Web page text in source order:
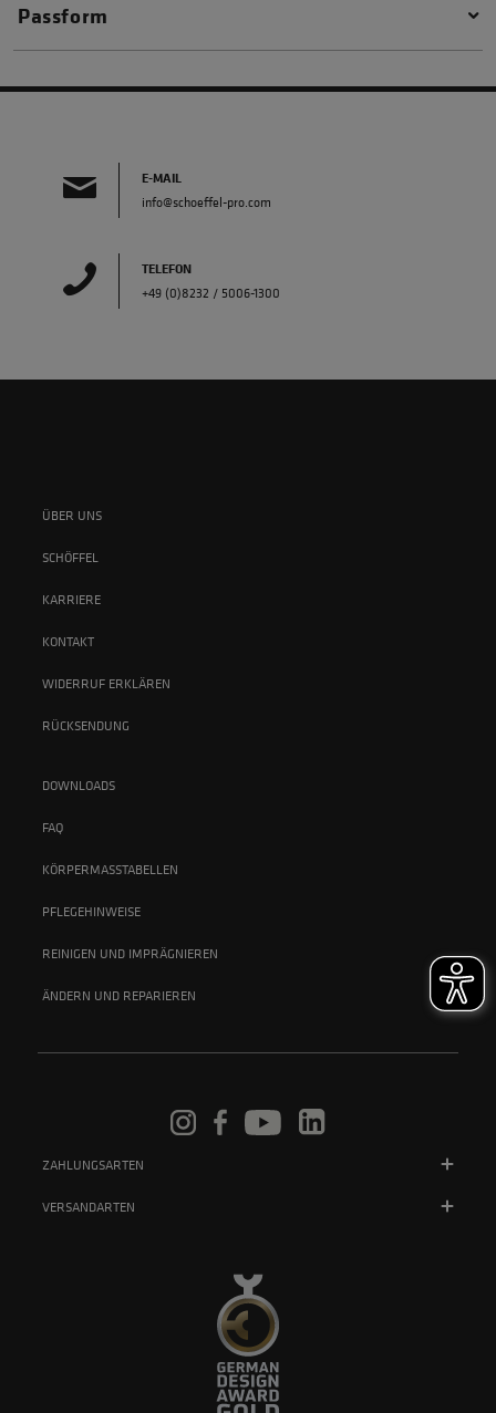
Passform
E-MAIL
info@schoeffel-pro.com
TELEFON
+49 (0)8232 / 5006-1300
ÜBER UNS
SCHÖFFEL
KARRIERE
KONTAKT
WIDERRUF ERKLÄREN
RÜCKSENDUNG
DOWNLOADS
FAQ
KÖRPERMASSTABELLEN
PFLEGEHINWEISE
REINIGEN UND IMPRÄGNIEREN
ÄNDERN UND REPARIEREN
ZAHLUNGSARTEN
VERSANDARTEN